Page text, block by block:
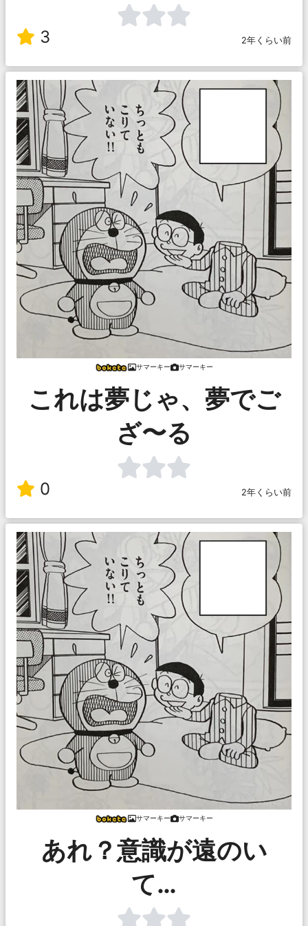
3 2年くらい前
サマーキー サマーキー
これは夢じゃ、夢でご
ざ〜る
0 2年くらい前
サマーキー サマーキー
あれ？意識が遠のい
て…